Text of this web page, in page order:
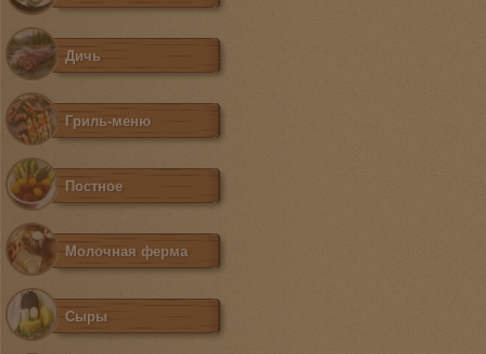
Дичь
Гриль-меню
Постное
Молочная ферма
Сыры